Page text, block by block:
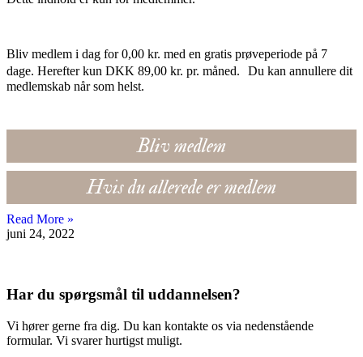
Bliv medlem i dag for 0,00 kr. med en gratis prøveperiode på 7
dage. Herefter kun DKK 89,00 kr. pr. måned. Du kan annullere dit
medlemskab når som helst.
Bliv medlem
Hvis du allerede er medlem
Read More »
juni 24, 2022
Har du spørgsmål til uddannelsen?
Vi hører gerne fra dig. Du kan kontakte os via nedenstående
formular. Vi svarer hurtigst muligt.